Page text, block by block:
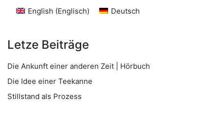
English (Englisch) Deutsch
Letze Beiträge
Die Ankunft einer anderen Zeit | Hörbuch
Die Idee einer Teekanne
Stillstand als Prozess